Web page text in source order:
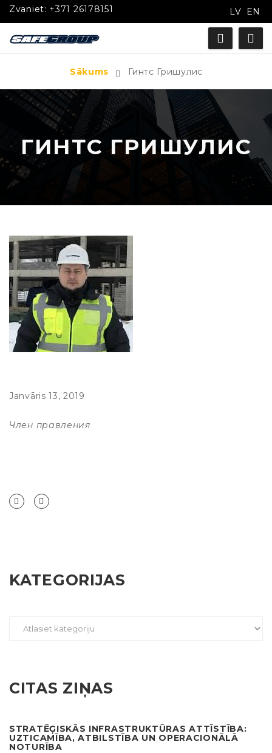
Zvaniet: +371 26178151 LV EN
Sākums Гинтс Гришулис
ГИНТС ГРИШУЛИС
Janvāris 13, 2019
Член правления
KATEGORIJAS
CITAS ZIŅAS
STRATĒĢISKĀS INFRASTRUKTŪRAS ATTĪSTĪBA:
UZTICAMĪBA, ATBILSTĪBA UN OPERACIONĀLĀ
NOTURĪBA